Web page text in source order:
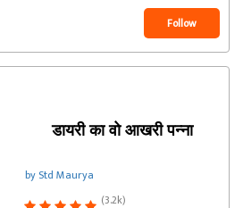
Follow
डायरी का वो आखरी पन्ना
by Std Maurya
(3.2k)